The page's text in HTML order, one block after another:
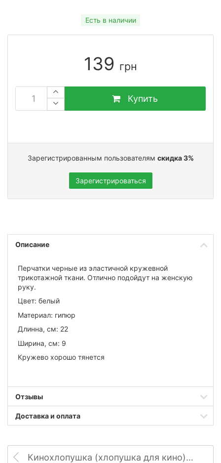
Есть в наличии
139 грн
Купить
Зарегистрированным пользователям скидка 3%
Зарегистрироваться
Описание
Перчатки черные из эластичной кружевной
трикотажной ткани. Отлично подойдут на женскую
руку.
Цвет: белый
Материал: гипюр
Длинна, см: 22
Ширина, см: 9
Кружево хорошо тянется
Отзывы
Доставка и оплата
Кинохлопушка (хлопушка для кино), 30х27х2 см